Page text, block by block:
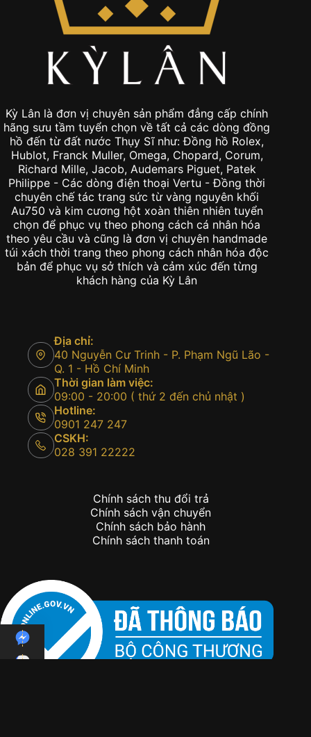
Kỳ Lân là đơn vị chuyên sản phẩm đẳng cấp chính
hãng sưu tầm tuyển chọn về tất cả các dòng đồng
hồ đến từ đất nước Thụy Sĩ như: Đồng hồ Rolex,
Hublot, Franck Muller, Omega, Chopard, Corum,
Richard Mille, Jacob, Audemars Piguet, Patek
Philippe - Các dòng điện thoại Vertu - Đồng thời
chuyên chế tác trang sức từ vàng nguyên khối
Au750 và kim cương hột xoàn thiên nhiên tuyển
chọn để phục vụ theo phong cách cá nhân hóa
theo yêu cầu và cũng là đơn vị chuyên handmade
túi xách thời trang theo phong cách nhân hóa độc
bản để phục vụ sở thích và cảm xúc đến từng
khách hàng của Kỳ Lân
Địa chỉ:
40 Nguyễn Cư Trinh - P. Phạm Ngũ Lão -
Q. 1 - Hồ Chí Minh
Thời gian làm việc:
09:00 - 20:00 ( thứ 2 đến chủ nhật )
Hotline:
0901 247 247
CSKH:
028 391 22222
Chính sách thu đổi trả
Chính sách vận chuyển
Chính sách bảo hành
Chính sách thanh toán